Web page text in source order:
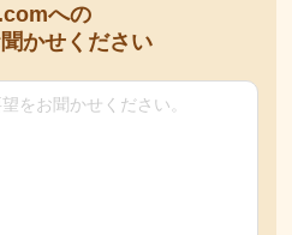
への
かせください